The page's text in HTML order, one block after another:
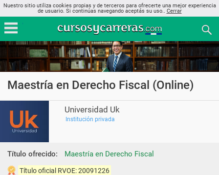
Nuestro sitio utiliza cookies propias y de terceros para ofrecerte una mejor experiencia
de usuario. Si continúas navegando aceptás su uso.. Cerrar
Maestría en Derecho Fiscal (Online)
Universidad Uk
Institución privada
Título ofrecido: Maestría en Derecho Fiscal
Título oficial RVOE: 20091226